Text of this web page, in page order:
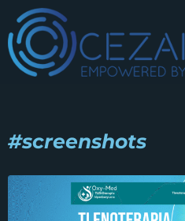
#screenshots